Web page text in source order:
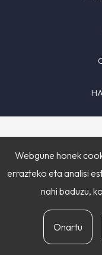
Webgune honek
errazteko eta analisi
nahi baduzu,
Onartu